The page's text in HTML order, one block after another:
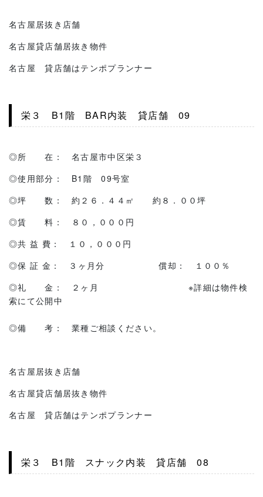
名古屋居抜き店舗
名古屋貸店舗居抜き物件
名古屋 貸店舗はテンポプランナー
栄３ B1階 BAR内装 貸店舗 09
◎所 在： 名古屋市中区栄３
◎使用部分： B1階 09号室
◎坪 数： 約２６．４４㎡ 約８．００坪
◎賃 料： ８０，０００円
◎共 益 費： １０，０００円
◎保 証 金： ３ヶ月分 償却： １００％
◎礼 金： ２ヶ月 ※詳細は物件検
索にて公開中
◎備 考： 業種ご相談ください。
名古屋居抜き店舗
名古屋貸店舗居抜き物件
名古屋 貸店舗はテンポプランナー
栄３ B1階 スナック内装 貸店舗 08